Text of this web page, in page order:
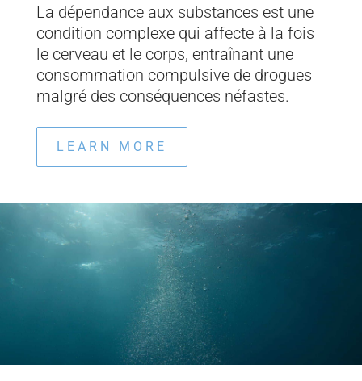
La dépendance aux substances est une
condition complexe qui affecte à la fois
le cerveau et le corps, entraînant une
consommation compulsive de drogues
malgré des conséquences néfastes.
LEARN MORE